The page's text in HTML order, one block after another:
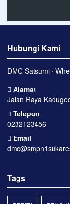
Hubungi Kami
DMC Satsumi ⋅
Alamat
Jalan Raya
Telepon
0232123456
Email
Tags